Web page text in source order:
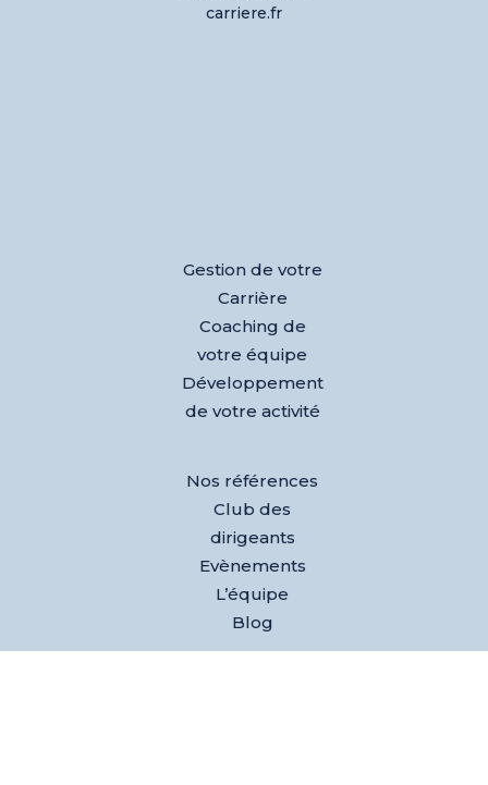
carriere.fr
Gestion de votre
Carrière
Coaching de
votre équipe
Développement
de votre activité
Nos références
Club des
dirigeants
Evènements
L’équipe
Blog